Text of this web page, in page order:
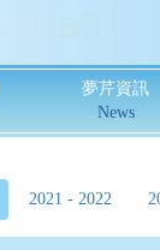
夢芹資訊
News
2021 - 2022